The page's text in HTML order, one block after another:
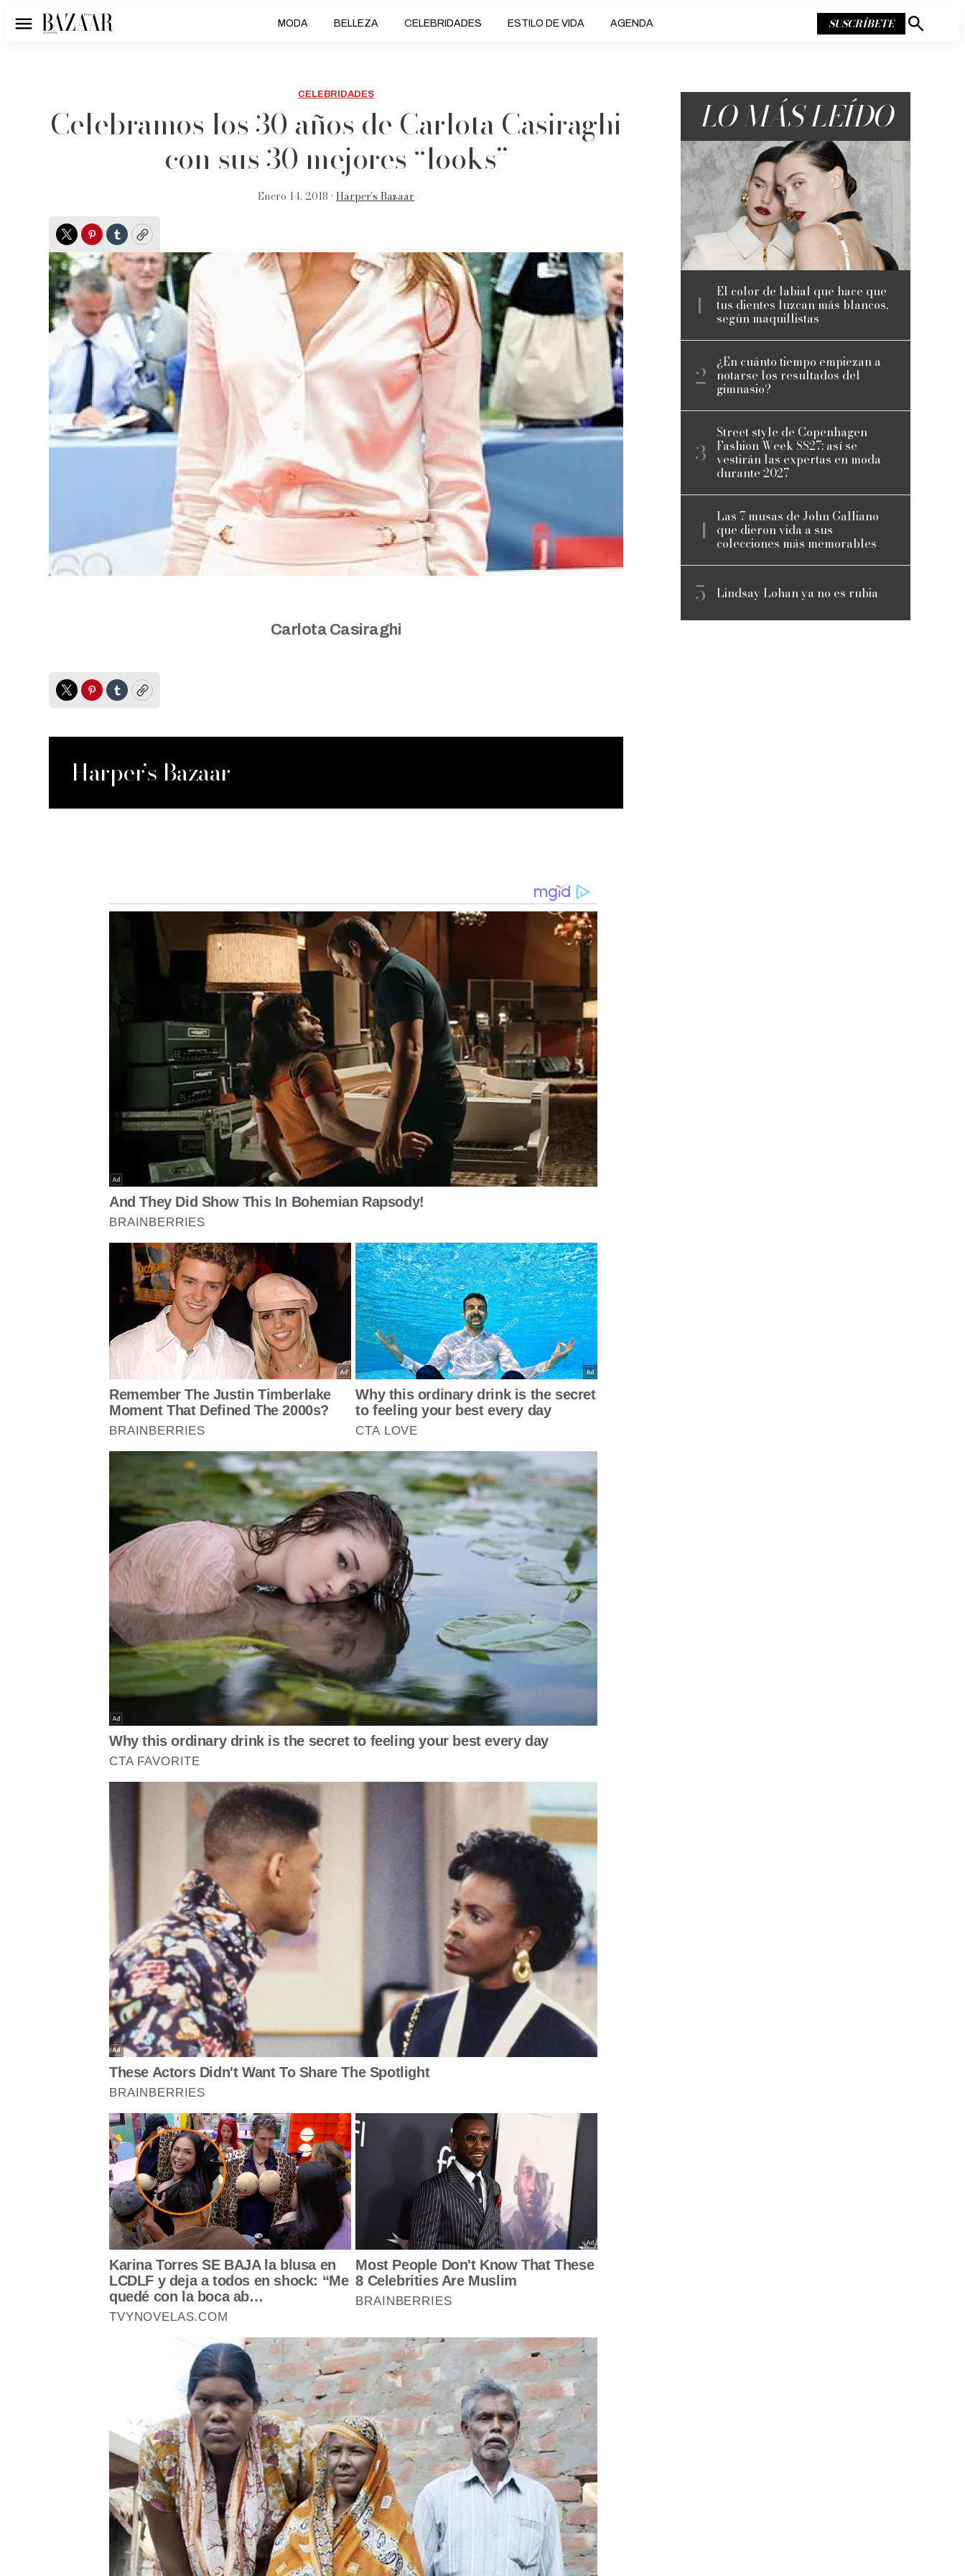
Menú MODA BELLEZA CELEBRIDADES ESTILO DE VIDA AGENDA SUSCRÍBETE
Mostrar
CELEBRIDADES
Celebramos los 30 años de Carlota Casiraghi
con sus 30 mejores “looks”
Enero 14, 2018 • Harper’s Bazaar
TwitterPinterest
TumblrCopy
Carlota Casiraghi
TwitterPinterest
TumblrCopy
Harper’s Bazaar
LO MÁS LEÍDO
El color de labial que hace que
tus dientes luzcan más blancos,
según maquillistas
¿En cuánto tiempo empiezan a
notarse los resultados del
gimnasio?
Street style de Copenhagen
Fashion Week SS27: así se
vestirán las expertas en moda
durante 2027
Las 7 musas de John Galliano
que dieron vida a sus
colecciones más memorables
Lindsay Lohan ya no es rubia